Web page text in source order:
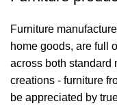
Furniture
home goods, are full
across both standard
creations - furniture
be appreciated by